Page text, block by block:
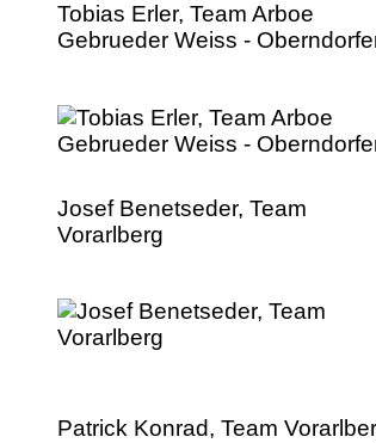
Tobias Erler, Team Arboe
Gebrueder Weiss -
Josef Benetseder, Team
Vorarlberg
Patrick Konrad, Team